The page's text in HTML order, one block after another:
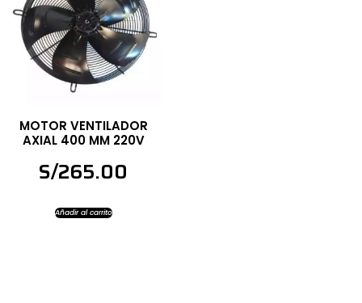
MOTOR VENTILADOR
AXIAL 400 MM 220V
S/265.00
Añadir al carrito